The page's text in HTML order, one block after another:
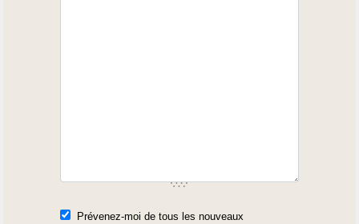
Prévenez-moi de tous les nouveaux